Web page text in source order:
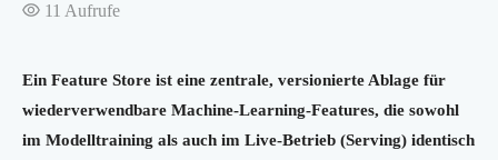
11 Aufrufe
Ein Feature Store ist eine zentrale, versionierte Ablage für
wiederverwendbare Machine-Learning-Features, die sowohl
im Modelltraining als auch im Live-Betrieb (Serving) identisch